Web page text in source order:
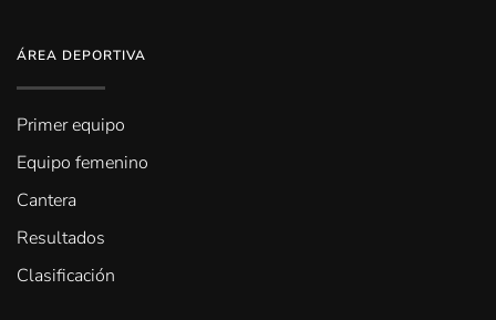
ÁREA DEPORTIVA
Primer equipo
Equipo femenino
Cantera
Resultados
Clasificación